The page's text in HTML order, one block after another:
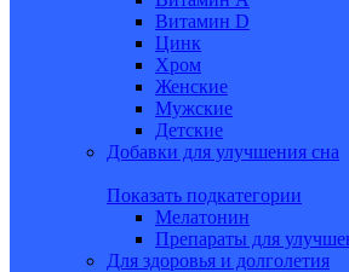
Витамин D
Цинк
Хром
Женские
Мужские
Детские
Добавки для улучшения сна
Показать подкатегории
Мелатонин
Препараты для
Для здоровья и долголетия